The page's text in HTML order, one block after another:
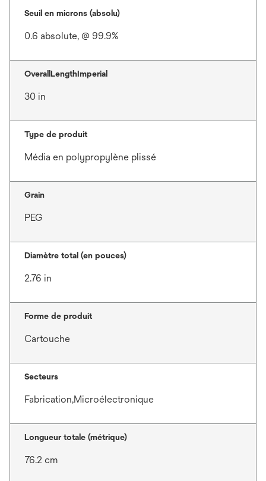
Seuil en microns (absolu)
0.6 absolute, @ 99.9%
OverallLengthImperial
30 in
Type de produit
Média en polypropylène plissé
Grain
PEG
Diamètre total (en pouces)
2.76 in
Forme de produit
Cartouche
Secteurs
Fabrication,Microélectronique
Longueur totale (métrique)
76.2 cm